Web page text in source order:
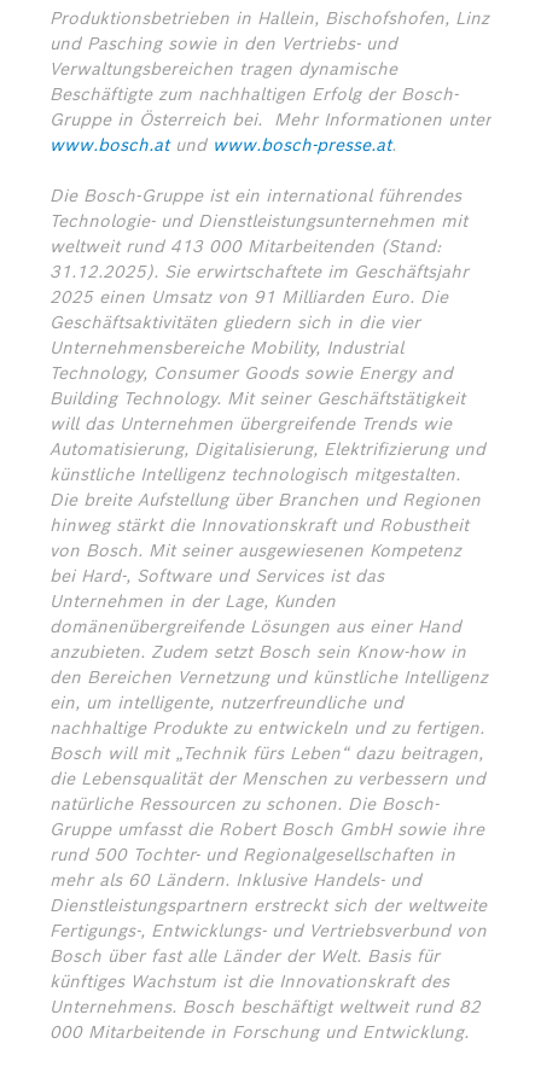
Produktionsbetrieben in Hallein, Bischofshofen, Linz
und Pasching sowie in den Vertriebs- und
Verwaltungsbereichen tragen dynamische
Beschäftigte zum nachhaltigen Erfolg der Bosch-
Gruppe in Österreich bei. Mehr Informationen unter
www.bosch.atund www.bosch-presse.at.
Die Bosch-Gruppe ist ein international führendes
Technologie- und Dienstleistungsunternehmen mit
weltweit rund 413 000 Mitarbeitenden (Stand:
31.12.2025). Sie erwirtschaftete im Geschäftsjahr
2025 einen Umsatz von 91 Milliarden Euro. Die
Geschäftsaktivitäten gliedern sich in die vier
Unternehmensbereiche Mobility, Industrial
Technology, Consumer Goods sowie Energy and
Building Technology. Mit seiner Geschäftstätigkeit
will das Unternehmen übergreifende Trends wie
Automatisierung, Digitalisierung, Elektrifizierung und
künstliche Intelligenz technologisch mitgestalten.
Die breite Aufstellung über Branchen und Regionen
hinweg stärkt die Innovationskraft und Robustheit
von Bosch. Mit seiner ausgewiesenen Kompetenz
bei Hard-, Software und Services ist das
Unternehmen in der Lage, Kunden
domänenübergreifende Lösungen aus einer Hand
anzubieten. Zudem setzt Bosch sein Know-how in
den Bereichen Vernetzung und künstliche Intelligenz
ein, um intelligente, nutzerfreundliche und
nachhaltige Produkte zu entwickeln und zu fertigen.
Bosch will mit „Technik fürs Leben“ dazu beitragen,
die Lebensqualität der Menschen zu verbessern und
natürliche Ressourcen zu schonen. Die Bosch-
Gruppe umfasst die Robert Bosch GmbH sowie ihre
rund 500 Tochter- und Regionalgesellschaften in
mehr als 60 Ländern. Inklusive Handels- und
Dienstleistungspartnern erstreckt sich der weltweite
Fertigungs-, Entwicklungs- und Vertriebsverbund von
Bosch über fast alle Länder der Welt. Basis für
künftiges Wachstum ist die Innovationskraft des
Unternehmens. Bosch beschäftigt weltweit rund 82
000 Mitarbeitende in Forschung und Entwicklung.